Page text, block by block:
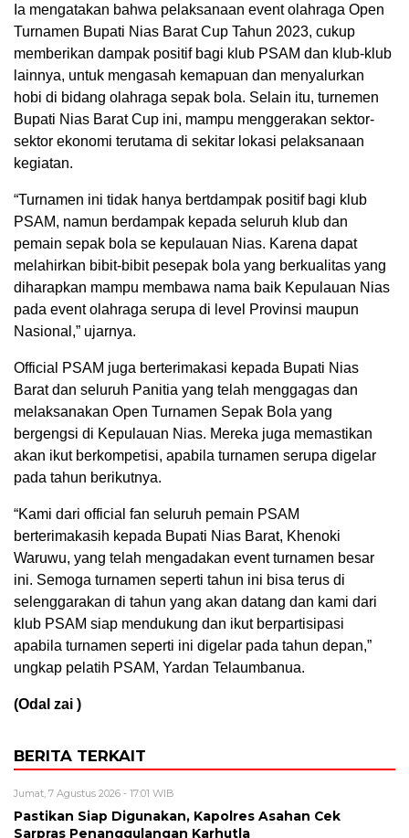
Ia mengatakan bahwa pelaksanaan event olahraga Open
Turnamen Bupati Nias Barat Cup Tahun 2023, cukup
memberikan dampak positif bagi klub PSAM dan klub-klub
lainnya, untuk mengasah kemapuan dan menyalurkan
hobi di bidang olahraga sepak bola. Selain itu, turnemen
Bupati Nias Barat Cup ini, mampu menggerakan sektor-
sektor ekonomi terutama di sekitar lokasi pelaksanaan
kegiatan.
“Turnamen ini tidak hanya bertdampak positif bagi klub
PSAM, namun berdampak kepada seluruh klub dan
pemain sepak bola se kepulauan Nias. Karena dapat
melahirkan bibit-bibit pesepak bola yang berkualitas yang
diharapkan mampu membawa nama baik Kepulauan Nias
pada event olahraga serupa di level Provinsi maupun
Nasional,” ujarnya.
Official PSAM juga berterimakasi kepada Bupati Nias
Barat dan seluruh Panitia yang telah menggagas dan
melaksanakan Open Turnamen Sepak Bola yang
bergengsi di Kepulauan Nias. Mereka juga memastikan
akan ikut berkompetisi, apabila turnamen serupa digelar
pada tahun berikutnya.
“Kami dari official fan seluruh pemain PSAM
berterimakasih kepada Bupati Nias Barat, Khenoki
Waruwu, yang telah mengadakan event turnamen besar
ini. Semoga turnamen seperti tahun ini bisa terus di
selenggarakan di tahun yang akan datang dan kami dari
klub PSAM siap mendukung dan ikut berpartisipasi
apabila turnamen seperti ini digelar pada tahun depan,”
ungkap pelatih PSAM, Yardan Telaumbanua.
(Odal zai )
BERITA TERKAIT
Jumat, 7 Agustus 2026 - 17:01 WIB
Pastikan Siap Digunakan, Kapolres Asahan Cek
Sarpras Penanggulangan Karhutla